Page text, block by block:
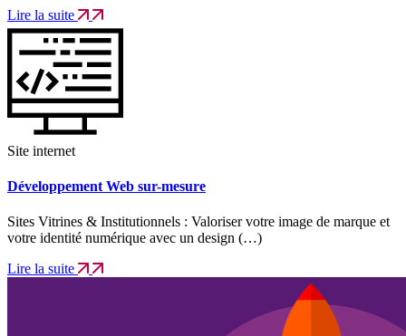
Lire la suite
Site internet
Développement Web sur-mesure
Sites Vitrines & Institutionnels : Valoriser votre image de marque et
votre identité numérique avec un design (…)
Lire la suite